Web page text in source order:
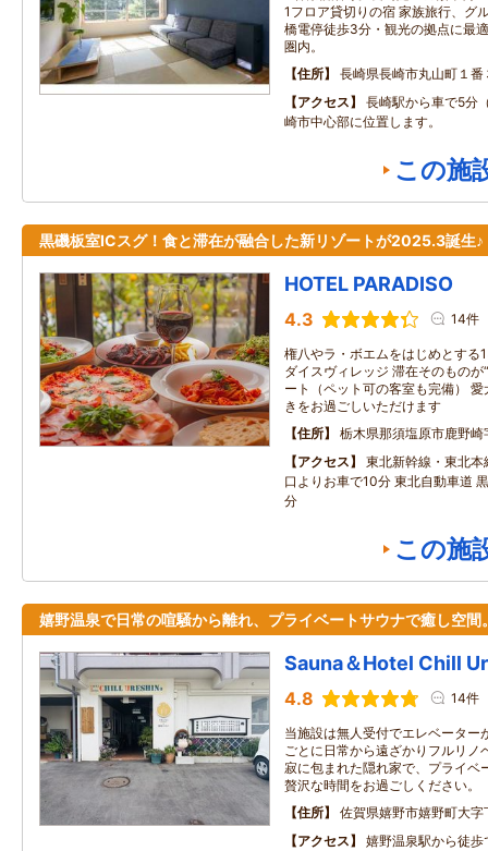
1フロア貸切りの宿 家族旅行、グ
橋電停徒歩3分・観光の拠点に最
圏内。
住所
長崎県長崎市丸山町１番
アクセス
長崎駅から車で5分
崎市中心部に位置します。
この施
黒磯板室ICスグ！食と滞在が融合した新リゾートが2025.3誕生♪
HOTEL PARADISO
4.3 14件
権八やラ・ボエムをはじめとする
ダイスヴィレッジ 滞在そのもの
ート（ペット可の客室も完備）
きをお過ごしいただけます
住所
栃木県那須塩原市鹿野
アクセス
東北新幹線・東北
口よりお車で10分 東北自動車道
分
この施
嬉野温泉で日常の喧騒から離れ、プライベートサウナで癒し空間
Sauna＆Hotel Chill
4.8 14件
当施設は無人受付でエレベーター
ごとに日常から遠ざかりフルリ
寂に包まれた隠れ家で、プライベ
贅沢な時間をお過ごしください。
住所
佐賀県嬉野市嬉野町大
アクセス
嬉野温泉駅から徒